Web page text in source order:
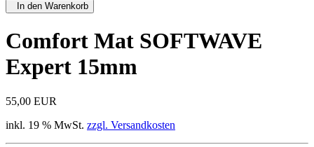
In den Warenkorb
Comfort Mat SOFTWAVE
Expert 15mm
55,00 EUR
inkl. 19 % MwSt. zzgl. Versandkosten